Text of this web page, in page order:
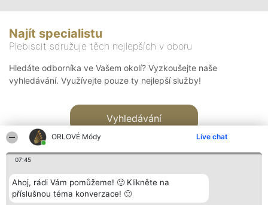
ORLOVÉ Módy Live chat
07:45
Ahoj, rádi Vám pomůžeme! 🙂 Klikněte na
příslušnou téma konverzace! 🙂
Najít specialistu
Plebiscit sdružuje těch nejlepších v oboru
Hledáte odborníka ve Vašem okolí? Vyzkoušejte naše
vyhledávání. Využívejte pouze ty nejlepší služby!
Vyhledávání